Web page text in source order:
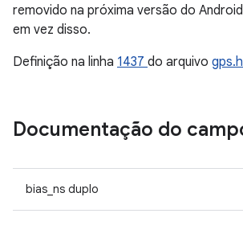
removido na próxima versão do
em vez disso.
Definição na linha 1437 do arquivo gps.h
Documentação do
bias_ns duplo